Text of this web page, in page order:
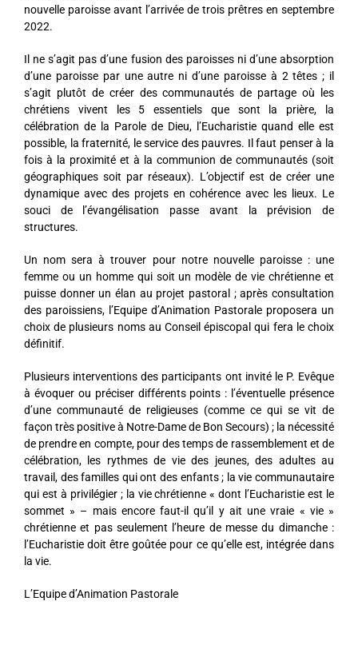
nouvelle paroisse avant l’arrivée de trois prêtres en septembre
2022.
Il ne s’agit pas d’une fusion des paroisses ni d’une absorption
d’une paroisse par une autre ni d’une paroisse à 2 têtes ; il
s’agit plutôt de créer des communautés de partage où les
chrétiens vivent les 5 essentiels que sont la prière, la
célébration de la Parole de Dieu, l’Eucharistie quand elle est
possible, la fraternité, le service des pauvres. Il faut penser à la
fois à la proximité et à la communion de communautés (soit
géographiques soit par réseaux). L’objectif est de créer une
dynamique avec des projets en cohérence avec les lieux. Le
souci de l’évangélisation passe avant la prévision de
structures.
Un nom sera à trouver pour notre nouvelle paroisse : une
femme ou un homme qui soit un modèle de vie chrétienne et
puisse donner un élan au projet pastoral ; après consultation
des paroissiens, l’Equipe d’Animation Pastorale proposera un
choix de plusieurs noms au Conseil épiscopal qui fera le choix
définitif.
Plusieurs interventions des participants ont invité le P. Evêque
à évoquer ou préciser différents points : l’éventuelle présence
d’une communauté de religieuses (comme ce qui se vit de
façon très positive à Notre-Dame de Bon Secours) ; la nécessité
de prendre en compte, pour des temps de rassemblement et de
célébration, les rythmes de vie des jeunes, des adultes au
travail, des familles qui ont des enfants ; la vie communautaire
qui est à privilégier ; la vie chrétienne « dont l’Eucharistie est le
sommet » – mais encore faut-il qu’il y ait une vraie « vie »
chrétienne et pas seulement l’heure de messe du dimanche :
l’Eucharistie doit être goûtée pour ce qu’elle est, intégrée dans
la vie.
L’Equipe d’Animation Pastorale